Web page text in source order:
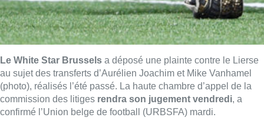
Le White Star Brussels a déposé une plainte contre le Lierse
au sujet des transferts d’Aurélien Joachim et Mike Vanhamel
(photo), réalisés l’été passé. La haute chambre d’appel de la
commission des litiges rendra son jugement vendredi, a
confirmé l’Union belge de football (URBSFA) mardi.